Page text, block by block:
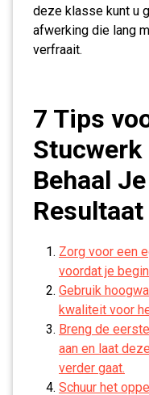
deze klasse kunt u
afwerking die lang
verfraait.
7 Tips
Stucwerk
Behaal
Resultaat
Zorg voor een
voordat je
Gebruik
kwaliteit voor
Breng de
aan en laat
verder gaat.
Schuur het